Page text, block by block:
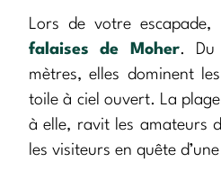
Lors de votre escapade,
falaises de Moher. Du
mètres, elles dominent
toile à ciel ouvert. La
à elle, ravit les amateurs
les visiteurs en quête